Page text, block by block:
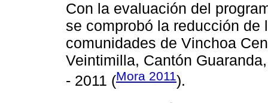
Con la evaluación del
se comprobó la reducción
comunidades de Vinchoa
Veintimilla, Cantón
- 2011 (Mora 2011).